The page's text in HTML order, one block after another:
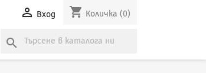
 Вход shopping_cart Количка (0)
search